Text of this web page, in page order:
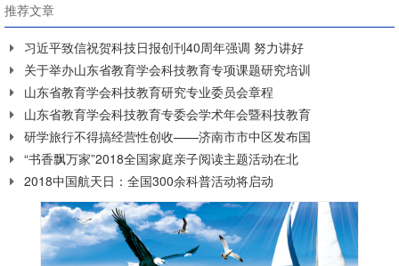
推荐文章
习近平致信祝贺科技日报创刊40周年强调 努力讲好
关于举办山东省教育学会科技教育专项课题研究培训
山东省教育学会科技教育研究专业委员会章程
山东省教育学会科技教育专委会学术年会暨科技教育
研学旅行不得搞经营性创收——济南市市中区发布国
“书香飘万家”2018全国家庭亲子阅读主题活动在北
2018中国航天日：全国300余科普活动将启动